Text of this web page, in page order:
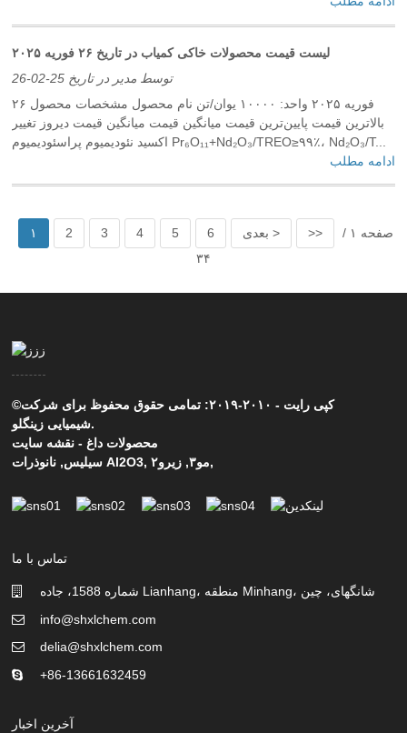
لیست قیمت محصولات خاکی کمیاب در تاریخ ۲۶ فوریه ۲۰۲۵
توسط مدیر در تاریخ 25-02-26
۲۶ فوریه ۲۰۲۵ واحد: ۱۰۰۰۰ یوان/تن نام محصول مشخصات محصول
بالاترین قیمت پایین‌ترین قیمت میانگین قیمت میانگین قیمت دیروز تغییر
اکسید نئودیمیوم پراسئودیمیوم Pr₆O₁₁+Nd₂O₃/TREO≥۹۹٪، Nd₂O₃/T...
ادامه مطلب
۱ 2 3 4 5 6 بعدی > >>
صفحه ۱ /
۳۴
©کپی رایت - ۲۰۱۰-۲۰۱۹: تمامی حقوق محفوظ برای شرکت
شیمیایی زینگلو.
محصولات داغ - نقشه سایت
سیلیس, نانوذرات Al2O3, مو۳ , زیرو۲ ,
تماس با ما
شماره 1588، جاده Lianhang، منطقه Minhang، شانگهای، چین
info@shxlchem.com
delia@shxlchem.com
‎+86-13661632459‎
آخرین اخبار